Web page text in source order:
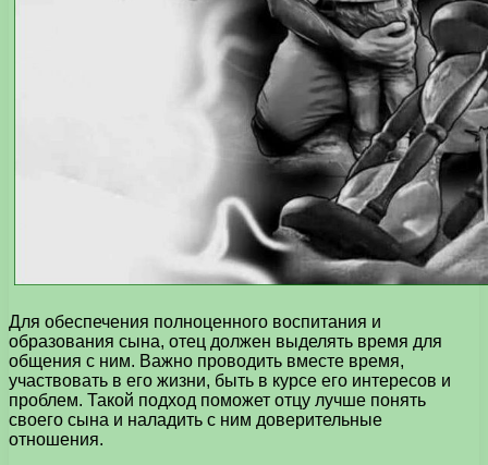
Для обеспечения полноценного воспитания и
образования сына, отец должен выделять время для
общения с ним. Важно проводить вместе время,
участвовать в его жизни, быть в курсе его интересов и
проблем. Такой подход поможет отцу лучше понять
своего сына и наладить с ним доверительные
отношения.